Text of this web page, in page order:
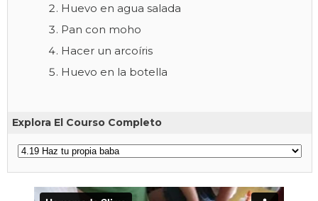
Huevo en agua salada
Pan con moho
Hacer un arcoíris
Huevo en la botella
Explora El Courso Completo